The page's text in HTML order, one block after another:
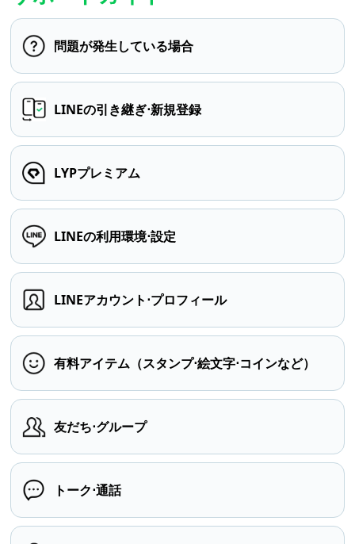
問題が発生している場合
LINEの引き継ぎ⋅新規登録
LYPプレミアム
LINEの利用環境⋅設定
LINEアカウント⋅プロフィール
有料アイテム（スタンプ⋅絵文字⋅コインなど）
友だち⋅グループ
トーク⋅通話